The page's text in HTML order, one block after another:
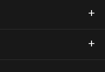
+
+